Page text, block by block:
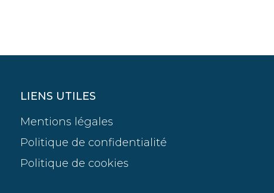
LIENS UTILES
Mentions légales
Politique de confidentialité
Politique de cookies